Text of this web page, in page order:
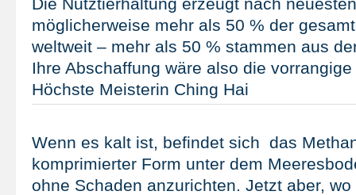
möglicherweise mehr als 50 % der
weltweit – mehr als 50 % stammen aus
Ihre Abschaffung wäre also die
Höchste Meisterin Ching Hai
Wenn es kalt ist, befindet sich das
komprimierter Form unter dem
ohne Schaden anzurichten. Jetzt aber,